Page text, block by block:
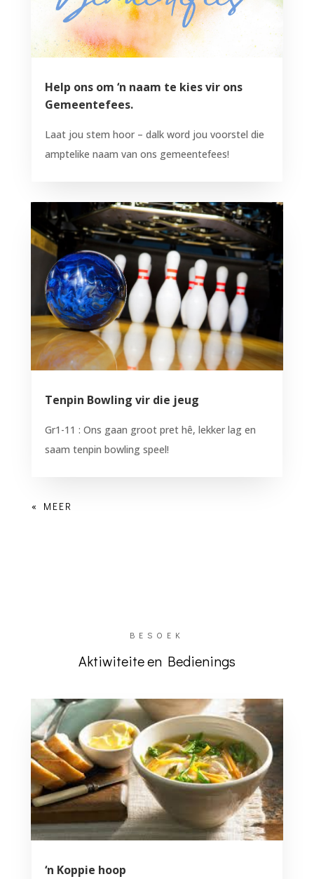
Help ons om ‘n naam te kies vir ons
Gemeentefees.
Laat jou stem hoor – dalk word jou voorstel die
amptelike naam van ons gemeentefees!
Tenpin Bowling vir die jeug
Gr1-11 : Ons gaan groot pret hê, lekker lag en
saam tenpin bowling speel!
BESOEK
Aktiwiteite en Bedienings
‘n Koppie hoop